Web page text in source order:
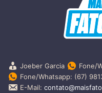
Joeber Garcia
Fone/
Fone/Whatsapp: (67)
E-Mail: